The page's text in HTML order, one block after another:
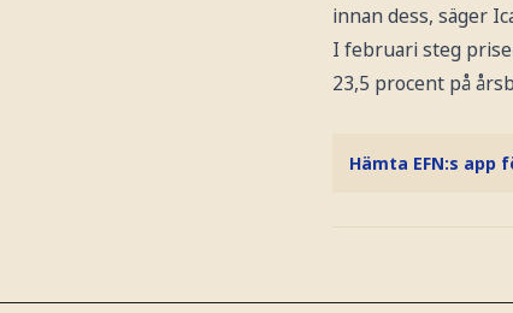
innan dess, säger
I februari steg
23,5 procent på
Hämta EFN:s app